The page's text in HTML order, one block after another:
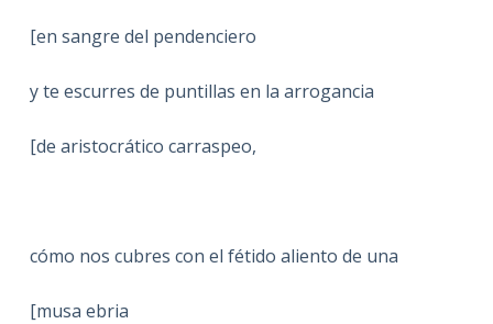
[en sangre del pendenciero
y te escurres de puntillas en la arrogancia
[de aristocrático carraspeo,
cómo nos cubres con el fétido aliento de una
[musa ebria